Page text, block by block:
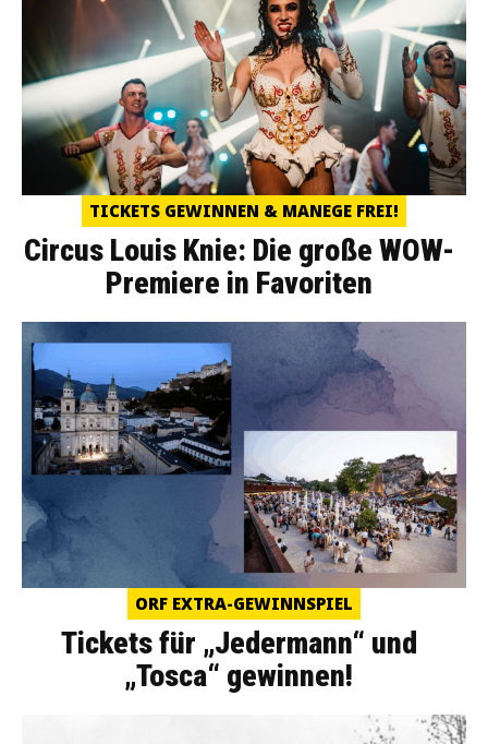
TICKETS GEWINNEN & MANEGE FREI!
Circus Louis Knie: Die große WOW-
Premiere in Favoriten
ORF EXTRA-GEWINNSPIEL
Tickets für „Jedermann“ und
„Tosca“ gewinnen!